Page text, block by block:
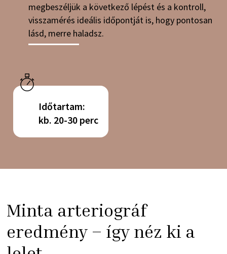
megbeszéljük a következő lépést és a kontroll,
visszamérés ideális időpontját is, hogy pontosan
lásd, merre haladsz.
Időtartam:
kb. 20-30 perc
Minta arteriográf
eredmény – így néz ki a